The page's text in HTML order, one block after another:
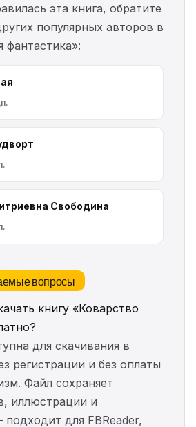
эта книга, обратите
популярных авторов в
фантастика»:
Свободина
вопросы
книгу «Коварство
для скачивания в
регистрации и без оплаты
Файл сохраняет
иллюстрации и
для FBReader,